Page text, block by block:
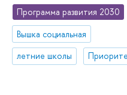
Программа развития 2030
Вышка социальная
летние школы